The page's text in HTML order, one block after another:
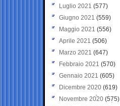
Luglio 2021 (577)
Giugno 2021(559)
Maggio 2021 (556)
Aprile 2021 (506)
Marzo 2021 (647)
Febbraio 2021 (570)
Gennaio 2021 (605)
Dicembre 2020 (619)
Novembre 2020 (575)